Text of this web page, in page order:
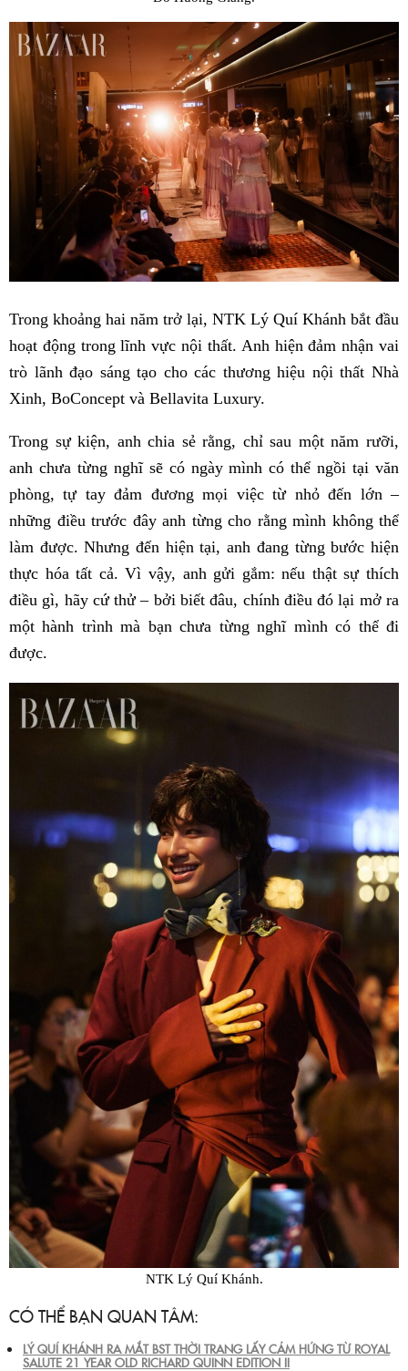
Trong khoảng hai năm trở lại, NTK Lý Quí Khánh bắt đầu
hoạt động trong lĩnh vực nội thất. Anh hiện đảm nhận vai
trò lãnh đạo sáng tạo cho các thương hiệu nội thất Nhà
Xinh, BoConcept và Bellavita Luxury.
Trong sự kiện, anh chia sẻ rằng, chỉ sau một năm rưỡi,
anh chưa từng nghĩ sẽ có ngày mình có thể ngồi tại văn
phòng, tự tay đảm đương mọi việc từ nhỏ đến lớn –
những điều trước đây anh từng cho rằng mình không thể
làm được. Nhưng đến hiện tại, anh đang từng bước hiện
thực hóa tất cả. Vì vậy, anh gửi gắm: nếu thật sự thích
điều gì, hãy cứ thử – bởi biết đâu, chính điều đó lại mở ra
một hành trình mà bạn chưa từng nghĩ mình có thể đi
được.
NTK Lý Quí Khánh.
CÓ THỂ BẠN QUAN TÂM:
LÝ QUÍ KHÁNH RA MẮT BST THỜI TRANG LẤY CẢM HỨNG TỪ ROYAL
SALUTE 21 YEAR OLD RICHARD QUINN EDITION II